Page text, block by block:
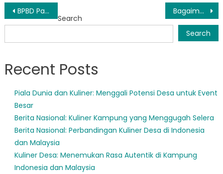
Post
navigation
BPBD Pangandaran Mendapat Kecaman karena Lambatnya Respons Pengaduan Masyarakat Bagaimana Program BPBD Pangandaran Menjaga Keamanan Masyarakat di Saat Krisis
Search
Search
Recent Posts
Piala Dunia dan Kuliner: Menggali Potensi Desa untuk Event
Besar
Berita Nasional: Kuliner Kampung yang Menggugah Selera
Berita Nasional: Perbandingan Kuliner Desa di Indonesia
dan Malaysia
Kuliner Desa: Menemukan Rasa Autentik di Kampung
Indonesia dan Malaysia